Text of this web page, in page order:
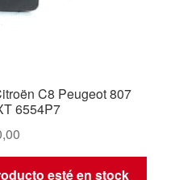
C8 Peugeot 807
6554P7
esté en stock